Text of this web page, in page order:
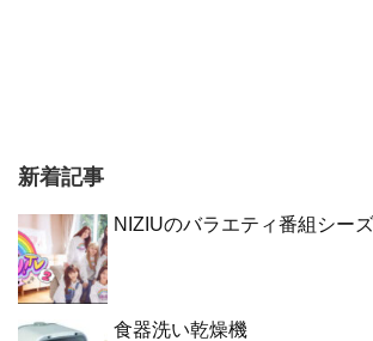
新着記事
NIZIUのバラエティ番組シー
食器洗い乾燥機